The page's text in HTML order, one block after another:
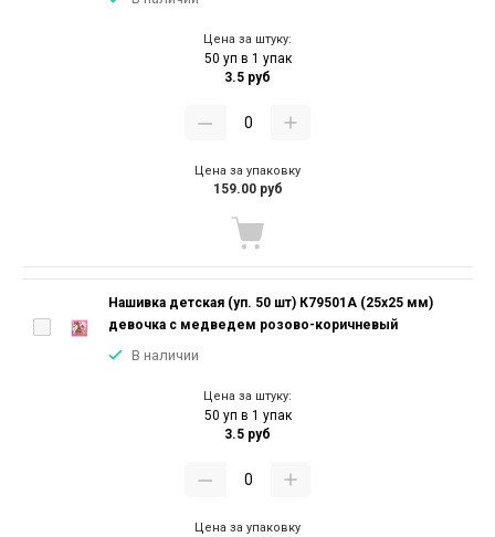
Цена за штуку:
50 уп в 1 упак
3.5 руб
Цена за упаковку
159.00 руб
Нашивка детская (уп. 50 шт) К79501А (25х25 мм)
девочка с медведем розово-коричневый
В наличии
Цена за штуку:
50 уп в 1 упак
3.5 руб
Цена за упаковку